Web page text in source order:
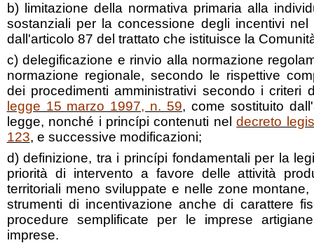
b) limitazione della normativa primaria alla
sostanziali per la concessione degli incentivi
dall'articolo 87 del trattato che istituisce la
c) delegificazione e rinvio alla normazione
normazione regionale, secondo le rispettive
dei procedimenti amministrativi secondo i criteri
legge 15 marzo 1997, n. 59, come sostituito
legge, nonché i princípi contenuti neldecreto
123, e successive modificazioni;
d) definizione, tra i princípi fondamentali per la
priorità di intervento a favore delle attività
territoriali meno sviluppate e nelle zone
strumenti di incentivazione anche di carattere
procedure semplificate per le imprese
imprese.